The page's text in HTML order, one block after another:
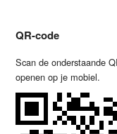
QR-code
Scan de onderstaande
openen op je mobiel.